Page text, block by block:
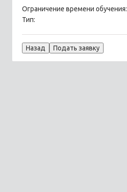
Ограничение времени обучения:
Тип: